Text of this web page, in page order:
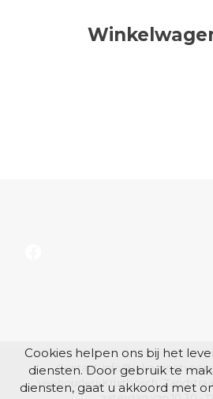
Contact:
Veehouderij Kruitbosch,
Cookies helpen ons bij het
diensten. Door gebruik te
diensten, gaat u akkoord met